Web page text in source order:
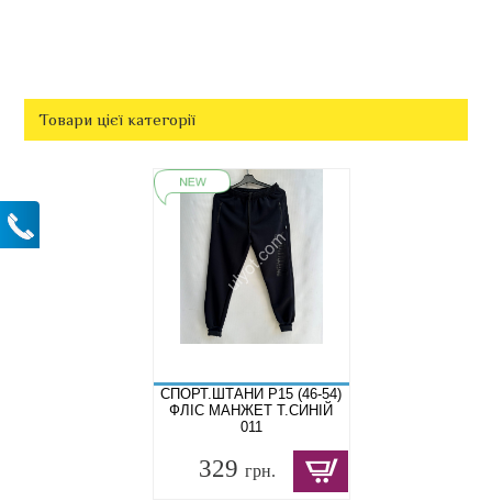
Товари цієї категорії
СПОРТ.ШТАНИ P15 (46-54)
ФЛІС МАНЖЕТ Т.СИНІЙ
011
329 грн.